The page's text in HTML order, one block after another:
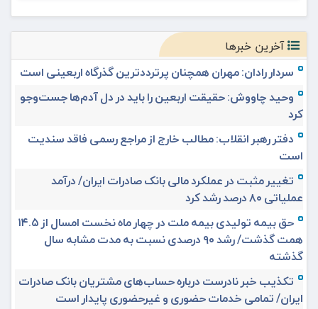
آخرین خبرها
سردار رادان: مهران همچنان پرترددترین گذرگاه اربعینی است
وحید چاووش: حقیقت اربعین را باید در دل آدم‌ها جست‌وجو
کرد
دفتر رهبر انقلاب: مطالب خارج از مراجع رسمی فاقد سندیت
است
تغییر مثبت در عملکرد مالی بانک صادرات ایران/ درآمد
عملیاتی ۸۰ درصد رشد کرد
حق بیمه تولیدی بیمه ملت در چهار ماه نخست امسال از ۱۴.۵
همت گذشت/ رشد ۹۰ درصدی نسبت به مدت مشابه سال
گذشته
تکذیب خبر نادرست درباره حساب‌های مشتریان بانک صادرات
ایران/ تمامی خدمات حضوری و غیرحضوری پایدار است